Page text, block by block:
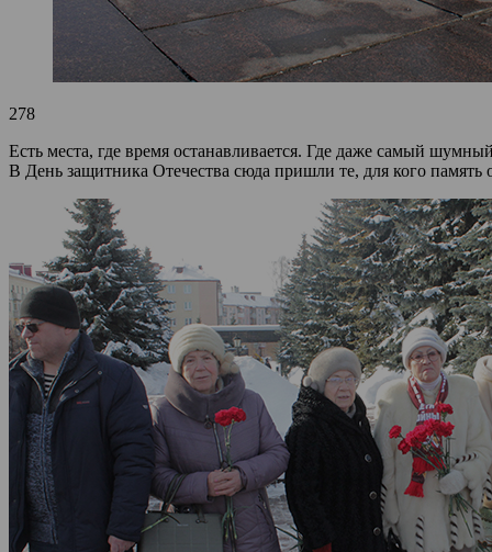
278
Есть места, где время останавливается. Где даже самый
В День защитника Отечества сюда пришли те, для кого